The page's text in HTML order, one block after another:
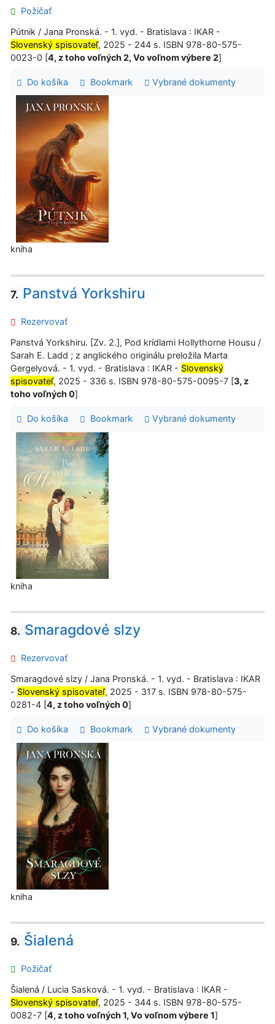
Požičať
Pútnik / Jana Pronská. - 1. vyd. - Bratislava : IKAR -
Slovenský spisovateľ, 2025 - 244 s. ISBN 978-80-575-
0023-0 [4, z toho voľných 2, Vo voľnom výbere 2]
Do košíka Bookmark Vybrané dokumenty
kniha
7. Panstvá Yorkshiru
Rezervovať
Panstvá Yorkshiru. [Zv. 2.], Pod krídlami Hollythorne Housu /
Sarah E. Ladd ; z anglického originálu preložila Marta
Gergelyová. - 1. vyd. - Bratislava : IKAR - Slovenský
spisovateľ, 2025 - 336 s. ISBN 978-80-575-0095-7 [3, z
toho voľných 0]
Do košíka Bookmark Vybrané dokumenty
kniha
8. Smaragdové slzy
Rezervovať
Smaragdové slzy / Jana Pronská. - 1. vyd. - Bratislava : IKAR
- Slovenský spisovateľ, 2025 - 317 s. ISBN 978-80-575-
0281-4 [4, z toho voľných 0]
Do košíka Bookmark Vybrané dokumenty
kniha
9. Šialená
Požičať
Šialená / Lucia Sasková. - 1. vyd. - Bratislava : IKAR -
Slovenský spisovateľ, 2025 - 344 s. ISBN 978-80-575-
0082-7 [4, z toho voľných 1, Vo voľnom výbere 1]